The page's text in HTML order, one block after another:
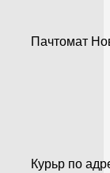
Пачтомат
Курьр по